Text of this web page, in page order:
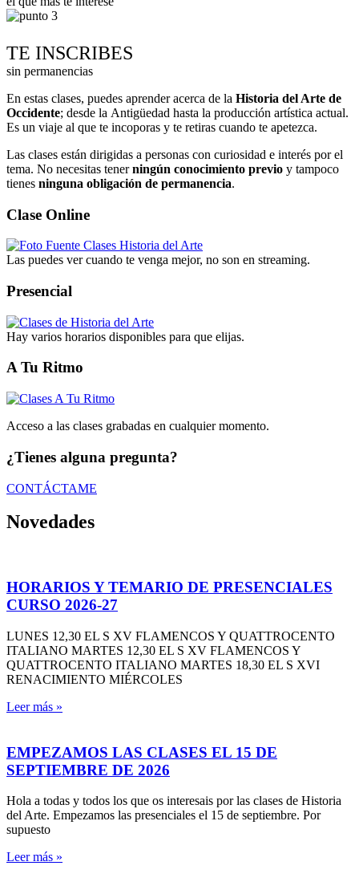
TE INSCRIBES
sin permanencias
En estas clases, puedes aprender acerca de la Historia del Arte de
Occidente; desde la Antigüedad hasta la producción artística actual.
Es un viaje al que te incoporas y te retiras cuando te apetezca.
Las clases están dirigidas a personas con curiosidad e interés por el
tema. No necesitas tenerningún conocimiento previo y tampoco
tienes ninguna obligación de permanencia.
Clase Online
Las puedes ver cuando te venga mejor, no son en streaming.
Presencial
Hay varios horarios disponibles para que elijas.
A Tu Ritmo
Acceso a las clases grabadas en cualquier momento.
¿Tienes alguna pregunta?
CONTÁCTAME
Novedades
HORARIOS Y TEMARIO DE PRESENCIALES
CURSO 2026-27
LUNES 12,30 EL S XV FLAMENCOS Y QUATTROCENTO
ITALIANO MARTES 12,30 EL S XV FLAMENCOS Y
QUATTROCENTO ITALIANO MARTES 18,30 EL S XVI
RENACIMIENTO MIÉRCOLES
Leer más »
EMPEZAMOS LAS CLASES EL 15 DE
SEPTIEMBRE DE 2026
Hola a todas y todos los que os interesais por las clases de Historia
del Arte. Empezamos las presenciales el 15 de septiembre. Por
supuesto
Leer más »